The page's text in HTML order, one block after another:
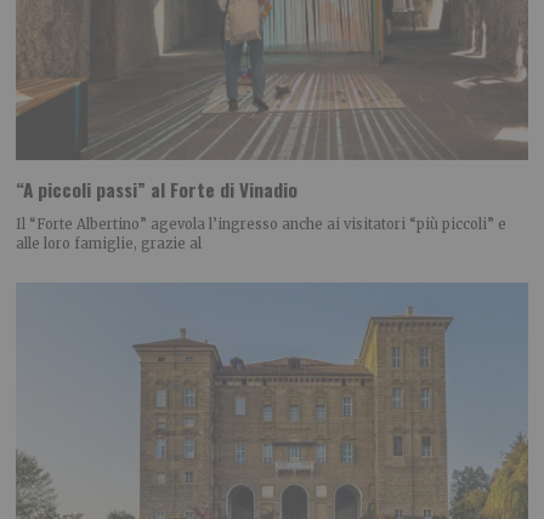
“A piccoli passi” al Forte di Vinadio
Il “Forte Albertino” agevola l’ingresso anche ai visitatori “più piccoli” e
alle loro famiglie, grazie al